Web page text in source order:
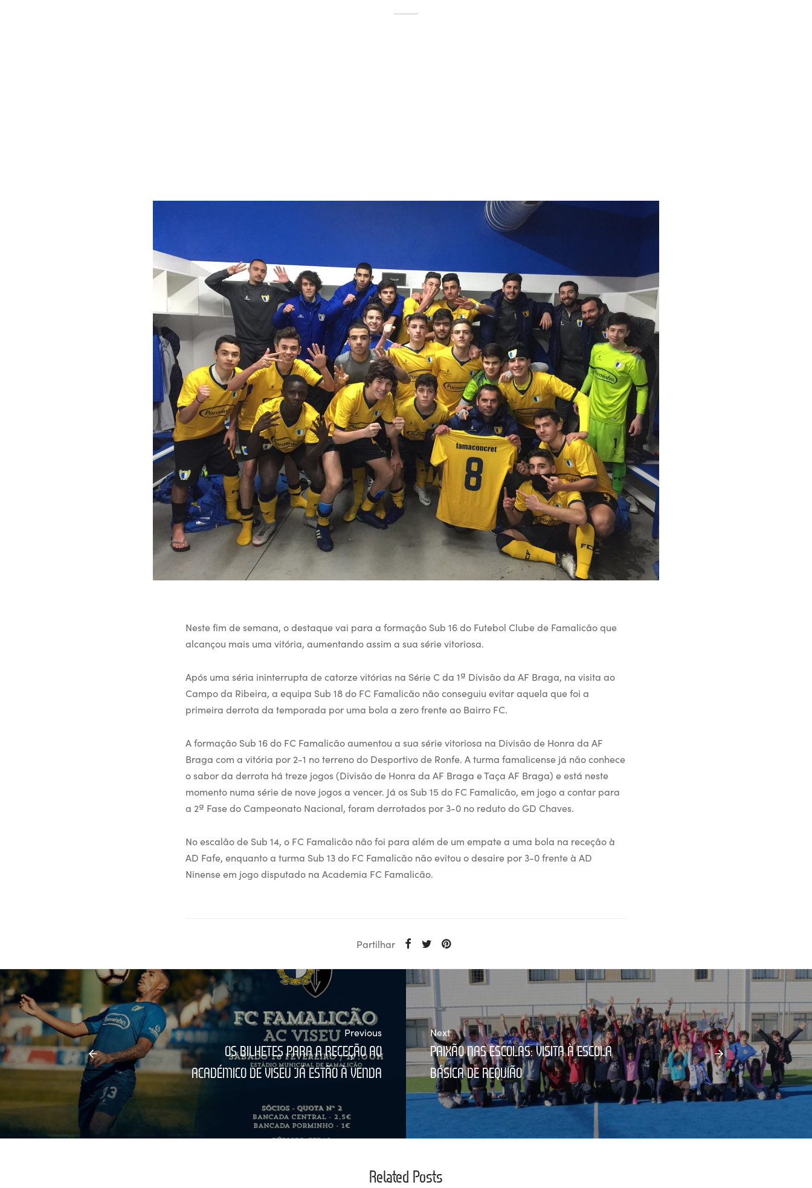
Neste fim de semana, o destaque vai para a formação Sub 16 do Futebol Clube de Famalicão que
alcançou mais uma vitória, aumentando assim a sua série vitoriosa.
Após uma séria ininterrupta de catorze vitórias na Série C da 1ª Divisão da AF Braga, na visita ao
Campo da Ribeira, a equipa Sub 18 do FC Famalicão não conseguiu evitar aquela que foi a
primeira derrota da temporada por uma bola a zero frente ao Bairro FC.
A formação Sub 16 do FC Famalicão aumentou a sua série vitoriosa na Divisão de Honra da AF
Braga com a vitória por 2-1 no terreno do Desportivo de Ronfe. A turma famalicense já não conhece
o sabor da derrota há treze jogos (Divisão de Honra da AF Braga e Taça AF Braga) e está neste
momento numa série de nove jogos a vencer. Já os Sub 15 do FC Famalicão, em jogo a contar para
a 2ª Fase do Campeonato Nacional, foram derrotados por 3-0 no reduto do GD Chaves.
No escalão de Sub 14, o FC Famalicão não foi para além de um empate a uma bola na receção à
AD Fafe, enquanto a turma Sub 13 do FC Famalicão não evitou o desaire por 3-0 frente à AD
Ninense em jogo disputado na Academia FC Famalicão.
Partilhar
Previous
OS BILHETES PARA A RECEÇÃO AO
ACADÉMICO DE VISEU JÁ ESTÃO À VENDA
Next
PAIXÃO NAS ESCOLAS: VISITA À ESCOLA
BÁSICA DE REQUIÃO
Related Posts